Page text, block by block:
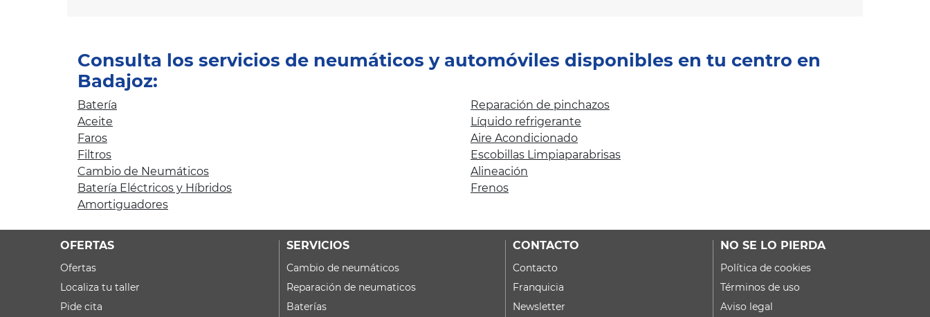
Consulta los servicios de neumáticos y automóviles disponibles en tu centro en
Badajoz:
Batería
Aceite
Faros
Filtros
Cambio de Neumáticos
Batería Eléctricos y Híbridos
Amortiguadores
Reparación de pinchazos
Líquido refrigerante
Aire Acondicionado
Escobillas Limpiaparabrisas
Alineación
Frenos
OFERTAS
Ofertas
Localiza tu taller
Pide cita
SERVICIOS
Cambio de neumáticos
Reparación de neumaticos
Baterías
CONTACTO
Contacto
Franquicia
Newsletter
NO SE LO PIERDA
Política de cookies
Términos de uso
Aviso legal